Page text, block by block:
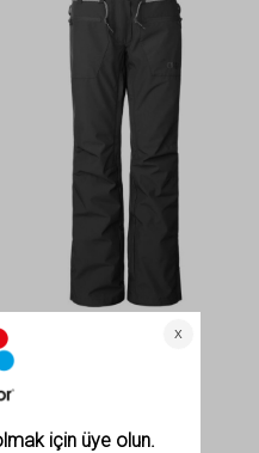
PICTURE ORGANIC
Picture Organic Treva Kadın
Snowboard Pantolonu Siyah
9.490,00TL